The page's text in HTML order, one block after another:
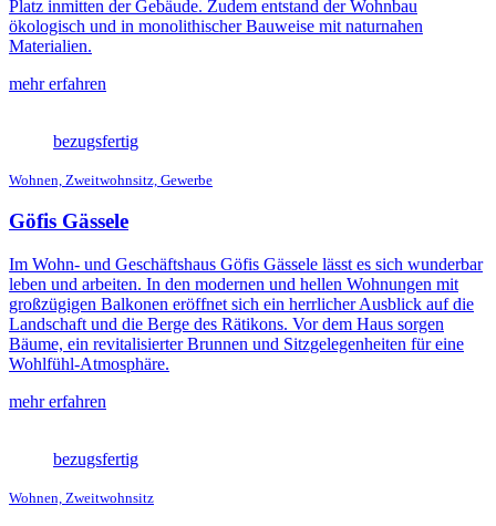
Platz inmitten der Gebäude. Zudem entstand der Wohnbau
ökologisch und in monolithischer Bauweise mit naturnahen
Materialien.
mehr erfahren
bezugsfertig
Wohnen, Zweitwohnsitz, Gewerbe
Göfis Gässele
Im Wohn- und Geschäftshaus Göfis Gässele lässt es sich wunderbar
leben und arbeiten. In den modernen und hellen Wohnungen mit
großzügigen Balkonen eröffnet sich ein herrlicher Ausblick auf die
Landschaft und die Berge des Rätikons. Vor dem Haus sorgen
Bäume, ein revitalisierter Brunnen und Sitzgelegenheiten für eine
Wohlfühl-Atmosphäre.
mehr erfahren
bezugsfertig
Wohnen, Zweitwohnsitz